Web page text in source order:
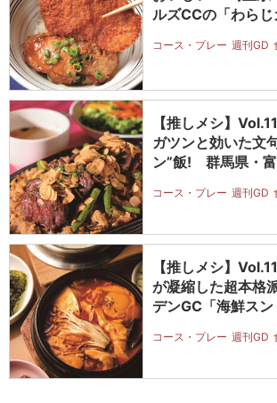
ルズCCの「わら
コース・プレー 週刊GD
【推しメシ】
ガツンと効いた文
ン”飯! 群馬県・
コース・プレー 週刊GD
【推しメシ】
が凝縮した超本
デンGC「海鮮スン
コース・プレー 週刊GD